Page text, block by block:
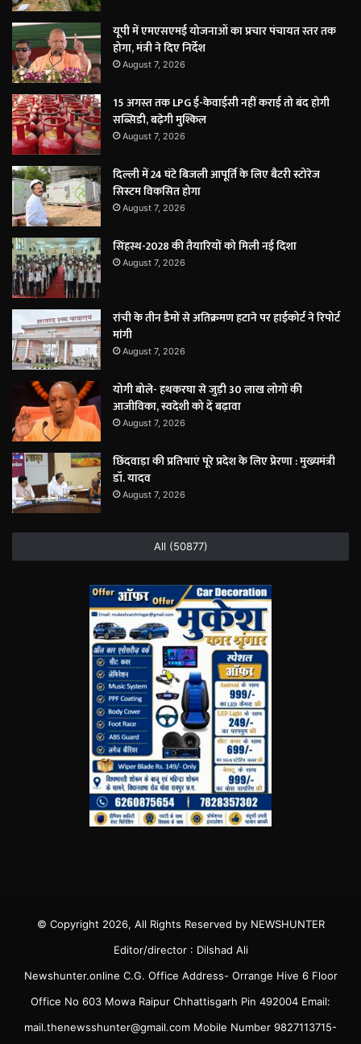
यूपी में एमएसएमई योजनाओं का प्रचार पंचायत स्तर तक
होगा, मंत्री ने दिए निर्देश
August 7, 2026
15 अगस्त तक LPG ई-केवाईसी नहीं कराई तो बंद होगी
सब्सिडी, बढ़ेगी मुश्किल
August 7, 2026
दिल्ली में 24 घंटे बिजली आपूर्ति के लिए बैटरी स्टोरेज
सिस्टम विकसित होगा
August 7, 2026
सिंहस्थ-2028 की तैयारियों को मिली नई दिशा
August 7, 2026
रांची के तीन डैमों से अतिक्रमण हटाने पर हाईकोर्ट ने रिपोर्ट
मांगी
August 7, 2026
योगी बोले- हथकरघा से जुड़ी 30 लाख लोगों की
आजीविका, स्वदेशी को दें बढ़ावा
August 7, 2026
छिंदवाड़ा की प्रतिभाएं पूरे प्रदेश के लिए प्रेरणा : मुख्यमंत्री
डॉ. यादव
August 7, 2026
All (50877)
© Copyright 2026, All Rights Reserved by NEWSHUNTER
Editor/director : Dilshad Ali
Newshunter.online C.G. Office Address- Orrange Hive 6 Floor
Office No 603 Mowa Raipur Chhattisgarh Pin 492004 Email:
mail.thenewsshunter@gmail.com Mobile Number 9827113715-